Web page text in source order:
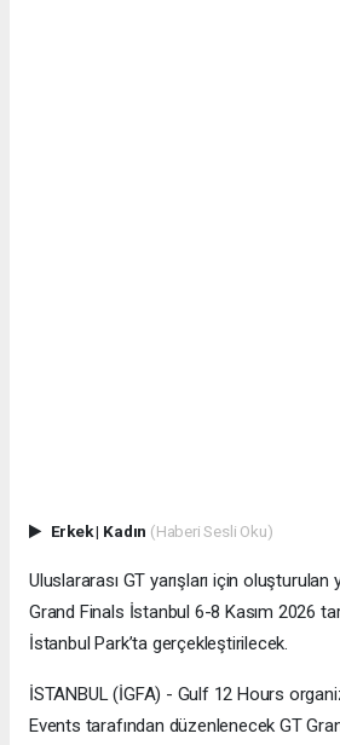
Erkek| Kadın (Haberi Sesli Oku)
Uluslararası GT yarışları için
Grand Finals İstanbul 6-8 Kasım 2026
İstanbul Park’ta gerçekleştirilecek.
İSTANBUL (İGFA) - Gulf 12 Hours
Events tarafından düzenlenecek GT